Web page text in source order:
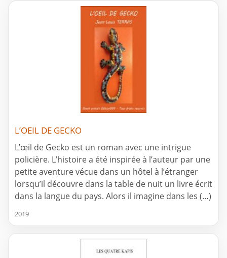
L’OEIL DE GECKO
L’œil de Gecko est un roman avec une intrigue
policière. L’histoire a été inspirée à l’auteur par une
petite aventure vécue dans un hôtel à l’étranger
lorsqu’il découvre dans la table de nuit un livre écrit
dans la langue du pays. Alors il imagine dans les (…)
2019